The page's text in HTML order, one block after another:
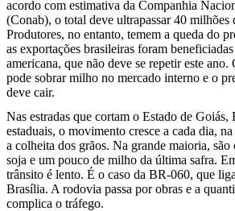
acordo com estimativa da Companhia
(Conab), o total deve ultrapassar 40 milhões
Produtores, no entanto, temem a queda do
as exportações brasileiras foram
americana, que não deve se repetir este ano.
pode sobrar milho no mercado interno e o
deve cair.
Nas estradas que cortam o Estado de Goiás,
estaduais, o movimento cresce a cada dia,
a colheita dos grãos. Na grande maioria, são
soja e um pouco de milho da última safra.
trânsito é lento. É o caso da BR-060, que
Brasília. A rodovia passa por obras e a
complica o tráfego.